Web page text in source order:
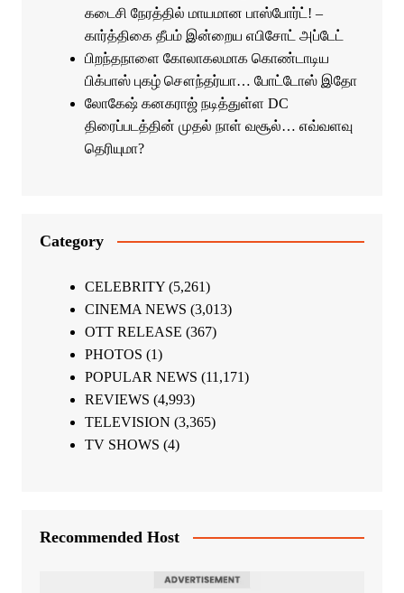
கடைசி நேரத்தில் மாயமான பாஸ்போர்ட்! –
கார்த்திகை தீபம் இன்றைய எபிசோட் அப்டேட்
பிறந்தநாளை கோலாகலமாக கொண்டாடிய
பிக்பாஸ் புகழ் சௌந்தர்யா… போட்டோஸ் இதோ
லோகேஷ் கனகராஜ் நடித்துள்ள DC
திரைப்படத்தின் முதல் நாள் வசூல்… எவ்வளவு
தெரியுமா?
Category
CELEBRITY(5,261)
CINEMA NEWS (3,013)
OTT RELEASE (367)
PHOTOS (1)
POPULAR NEWS (11,171)
REVIEWS (4,993)
TELEVISION (3,365)
TV SHOWS (4)
Recommended Host